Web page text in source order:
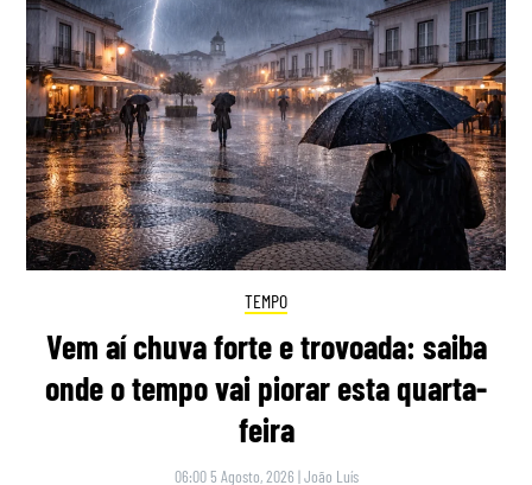
TEMPO
Vem aí chuva forte e trovoada: saiba
onde o tempo vai piorar esta quarta-
feira
06:00 5 Agosto, 2026 |João Luís